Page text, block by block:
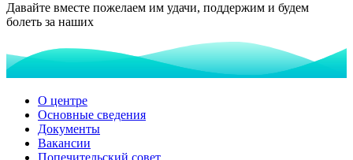
Давайте вместе пожелаем им удачи, поддержим и будем
болеть за наших
О центре
Основные сведения
Документы
Вакансии
Попечительский совет